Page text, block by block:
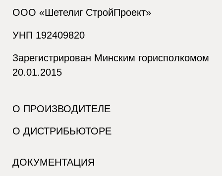
ООО «Шетелиг СтройПроект»
УНП 192409820
Зарегистрирован Минским горисполкомом
20.01.2015
О ПРОИЗВОДИТЕЛЕ
О ДИСТРИБЬЮТОРЕ
ДОКУМЕНТАЦИЯ